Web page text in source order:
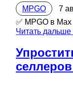
MPGO
7
✅ MPGO в Мах
Читать дальше